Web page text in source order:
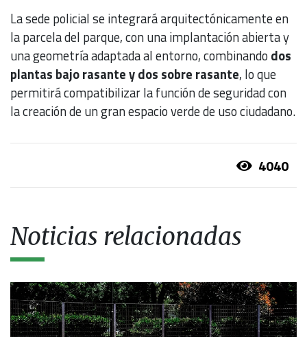
La sede policial se integrará arquitectónicamente en
la parcela del parque, con una implantación abierta y
una geometría adaptada al entorno, combinando dos
plantas bajo rasante y dos sobre rasante, lo que
permitirá compatibilizar la función de seguridad con
la creación de un gran espacio verde de uso ciudadano.
4040
Noticias relacionadas